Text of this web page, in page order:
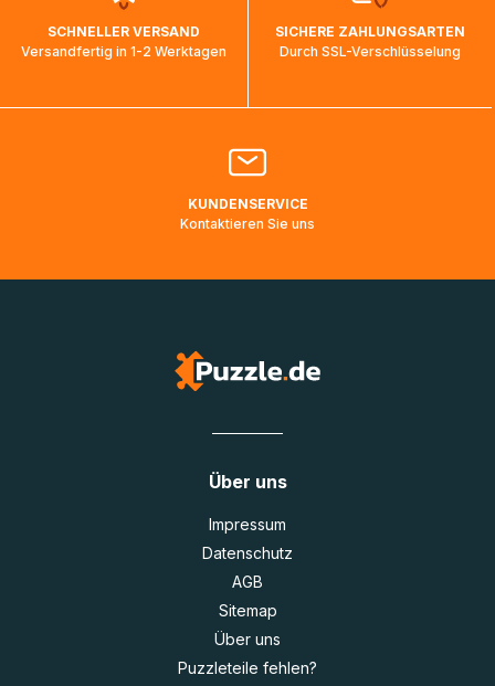
ankommen und von der dortigen Zustellorganisation weiter
bearbeitet werden.
Bitte kontaktieren Sie denKundenservicefalls Ihr Paket
Lieferadressen in Deutschland oder Europa mehrere Tage
SCHNELLER VERSAND
Versandfertig in 1-2 Werktagen
SICHERE ZAHLUNGSARTEN
Durch SSL-Verschlüsselung
KUNDENSERVICE
Kontaktieren Sie uns
Über uns
Impressum
Datenschutz
AGB
Sitemap
Über uns
Puzzleteile fehlen?